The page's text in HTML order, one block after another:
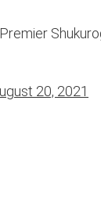
20, 2021